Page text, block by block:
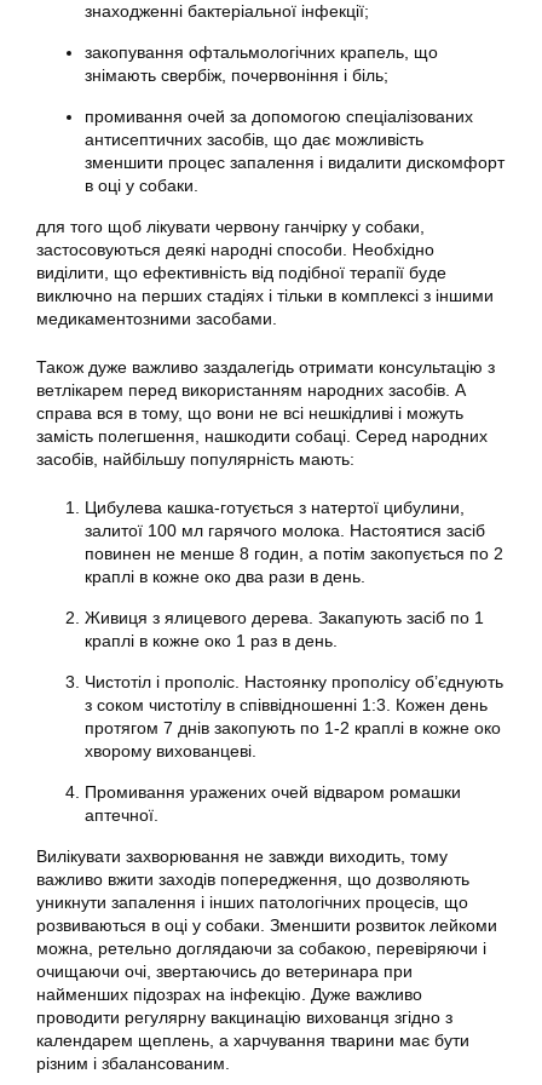
знаходженні бактеріальної інфекції;
закопування офтальмологічних крапель, що
знімають свербіж, почервоніння і біль;
промивання очей за допомогою спеціалізованих
антисептичних засобів, що дає можливість
зменшити процес запалення і видалити дискомфорт
в оці у собаки.
для того щоб лікувати червону ганчірку у собаки,
застосовуються деякі народні способи. Необхідно
виділити, що ефективність від подібної терапії буде
виключно на перших стадіях і тільки в комплексі з іншими
медикаментозними засобами.
Також дуже важливо заздалегідь отримати консультацію з
ветлікарем перед використанням народних засобів. А
справа вся в тому, що вони не всі нешкідливі і можуть
замість полегшення, нашкодити собаці. Серед народних
засобів, найбільшу популярність мають:
Цибулева кашка-готується з натертої цибулини,
залитої 100 мл гарячого молока. Настоятися засіб
повинен не менше 8 годин, а потім закопується по 2
краплі в кожне око два рази в день.
Живиця з ялицевого дерева. Закапують засіб по 1
краплі в кожне око 1 раз в день.
Чистотіл і прополіс. Настоянку прополісу об’єднують
з соком чистотілу в співвідношенні 1:3. Кожен день
протягом 7 днів закопують по 1-2 краплі в кожне око
хворому вихованцеві.
Промивання уражених очей відваром ромашки
аптечної.
Вилікувати захворювання не завжди виходить, тому
важливо вжити заходів попередження, що дозволяють
уникнути запалення і інших патологічних процесів, що
розвиваються в оці у собаки. Зменшити розвиток лейкоми
можна, ретельно доглядаючи за собакою, перевіряючи і
очищаючи очі, звертаючись до ветеринара при
найменших підозрах на інфекцію. Дуже важливо
проводити регулярну вакцинацію вихованця згідно з
календарем щеплень, а харчування тварини має бути
різним і збалансованим.